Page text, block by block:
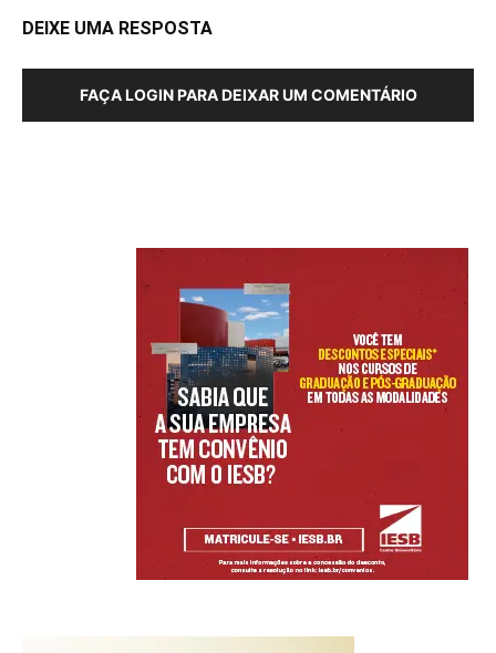
DEIXE UMA RESPOSTA
FAÇA LOGIN PARA DEIXAR UM COMENTÁRIO